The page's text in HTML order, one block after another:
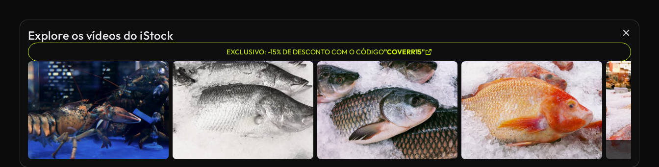
Explore os vídeos do iStock
EXCLUSIVO: -15% DE DESCONTO COM O CÓDIGO"COVERR15"